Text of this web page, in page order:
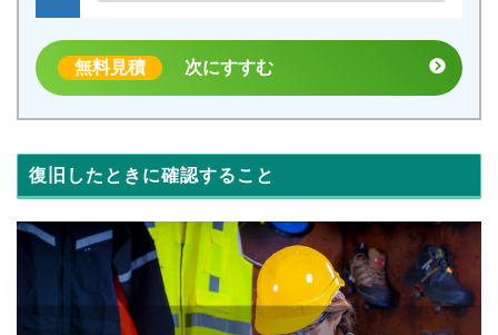
無料見積 次にすすむ
復旧したときに確認すること